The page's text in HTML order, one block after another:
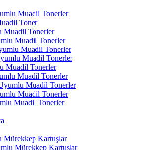
Muadil Tonerler
Toner
Muadil Tonerler
Muadil Tonerler
Muadil Tonerler
Muadil Tonerler
Muadil Tonerler
Muadil Tonerler
Muadil Tonerler
Muadil Tonerler
Muadil Tonerler
Mürekkep Kartuşlar
Mürekkep Kartuşlar